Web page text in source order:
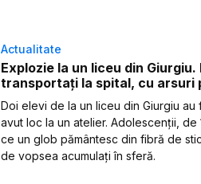
Actualitate
Explozie la un liceu din
transportați la spital, cu arsuri
Doi elevi de la un liceu din Giurgiu
avut loc la un atelier. Adolescenții, de
ce un glob pământesc din fibră de
de vopsea acumulați în sferă.